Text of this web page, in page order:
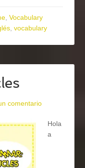
,Vocabulary
,vocabulary
comentario
Hola
a